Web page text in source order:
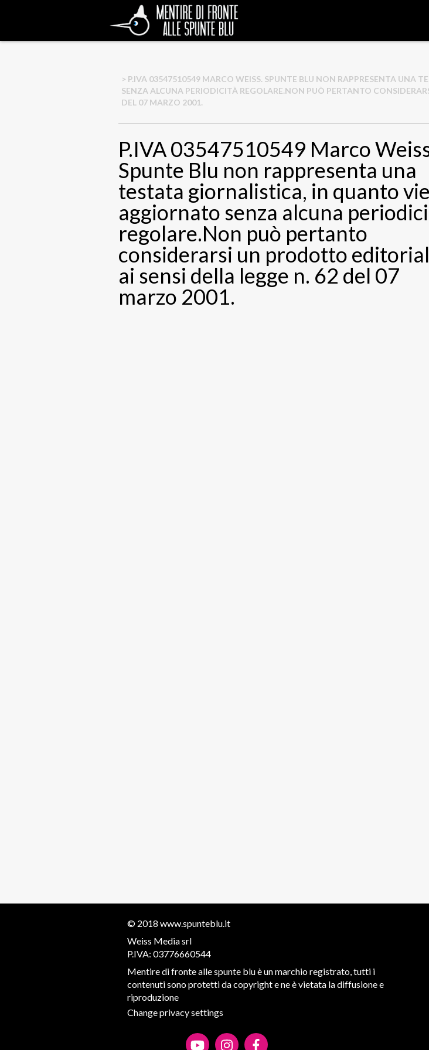
> P.IVA 03547510549 MARCO WEISS. SPUNTE BLU NON RAPPRESENTA UNA
SENZA ALCUNA PERIODICITÀ REGOLARE.NON PUÒ PERTANTO
DEL 07 MARZO 2001.
P.IVA 03547510549 Marco
Spunte Blu non rappresenta una
testata giornalistica, in quanto
aggiornato senza alcuna
regolare.Non può pertanto
considerarsi un prodotto
ai sensi della legge n. 62 del 07
marzo 2001.
© 2018 www.spunteblu.it
Weiss Media srl
P.IVA: 03776660544
Mentire di fronte alle spunte blu è un marchio registrato, tutti i
contenuti sono protetti da copyright e ne è vietata la diffusione e
riproduzione
Change privacy settings